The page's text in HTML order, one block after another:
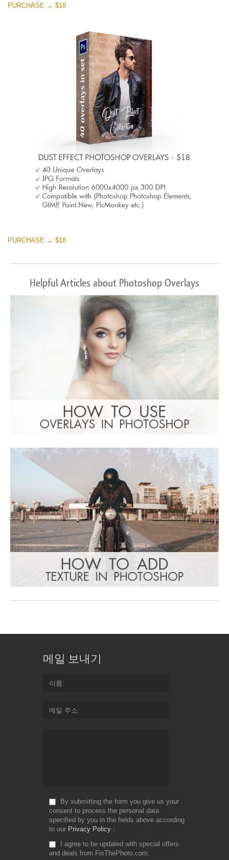
PURCHASE → $18
PURCHASE → $18
Helpful Articles about Photoshop Overlays
메일 보내기
이름
메일 주소
By submitting the form you give us your
consent to process the personal data
specified by you in the fields above according
to our Privacy Policy
I agree to be updated with special offers
and deals from FixThePhoto.com